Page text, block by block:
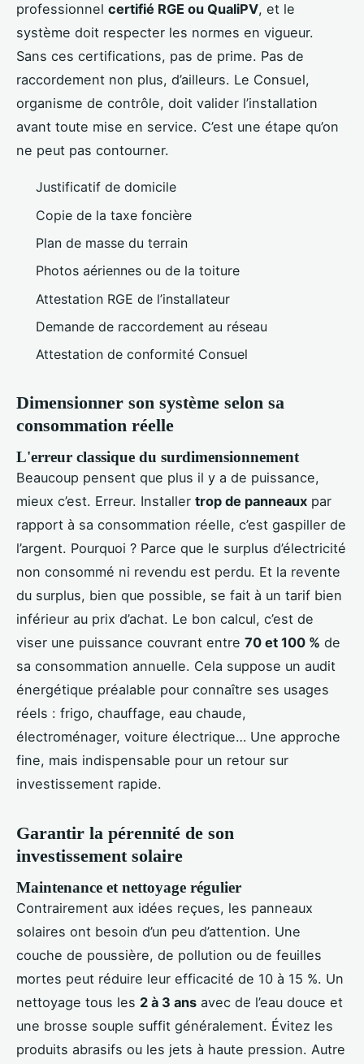
professionnel certifié RGE ou QualiPV, et le
système doit respecter les normes en vigueur.
Sans ces certifications, pas de prime. Pas de
raccordement non plus, d’ailleurs. Le Consuel,
organisme de contrôle, doit valider l’installation
avant toute mise en service. C’est une étape qu’on
ne peut pas contourner.
Justificatif de domicile
Copie de la taxe foncière
Plan de masse du terrain
Photos aériennes ou de la toiture
Attestation RGE de l’installateur
Demande de raccordement au réseau
Attestation de conformité Consuel
Dimensionner son système selon sa
consommation réelle
L'erreur classique du surdimensionnement
Beaucoup pensent que plus il y a de puissance,
mieux c’est. Erreur. Installer trop de panneaux par
rapport à sa consommation réelle, c’est gaspiller de
l’argent. Pourquoi ? Parce que le surplus d’électricité
non consommé ni revendu est perdu. Et la revente
du surplus, bien que possible, se fait à un tarif bien
inférieur au prix d’achat. Le bon calcul, c’est de
viser une puissance couvrant entre 70 et 100 % de
sa consommation annuelle. Cela suppose un audit
énergétique préalable pour connaître ses usages
réels : frigo, chauffage, eau chaude,
électroménager, voiture électrique… Une approche
fine, mais indispensable pour un retour sur
investissement rapide.
Garantir la pérennité de son
investissement solaire
Maintenance et nettoyage régulier
Contrairement aux idées reçues, les panneaux
solaires ont besoin d’un peu d’attention. Une
couche de poussière, de pollution ou de feuilles
mortes peut réduire leur efficacité de 10 à 15 %. Un
nettoyage tous les 2 à 3 ans avec de l’eau douce et
une brosse souple suffit généralement. Évitez les
produits abrasifs ou les jets à haute pression. Autre